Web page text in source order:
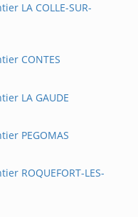
LA COLLE-SUR-
CONTES
LA GAUDE
PEGOMAS
ROQUEFORT-LES-